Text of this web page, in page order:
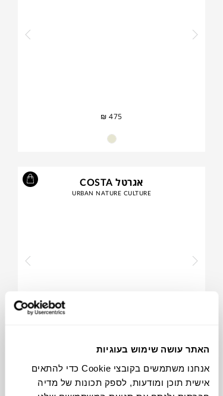
האתר עושה שימוש בעוגיות
אנחנו משתמשים בקובצי Cookie כדי להתאים
אישית תוכן ומודעות, לספק תכונות של מדיה
₪ 475
אגרטל COSTA
URBAN NATURE CULTURE